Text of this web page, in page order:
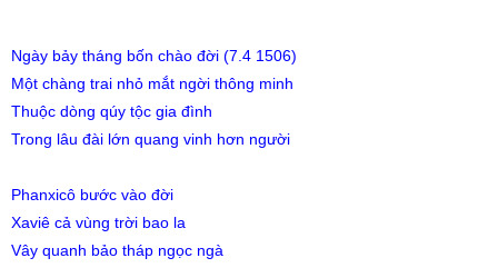
Ngày bảy tháng bốn chào đời (7.4 1506)
Một chàng trai nhỏ mắt ngời thông minh
Thuộc dòng qúy tộc gia đình
Trong lâu đài lớn quang vinh hơn người
Phanxicô bước vào đời
Xaviê cả vùng trời bao la
Vây quanh bảo tháp ngọc ngà